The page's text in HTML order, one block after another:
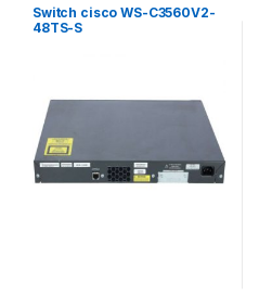
Switch cisco WS-C3560V2-
48TS-S